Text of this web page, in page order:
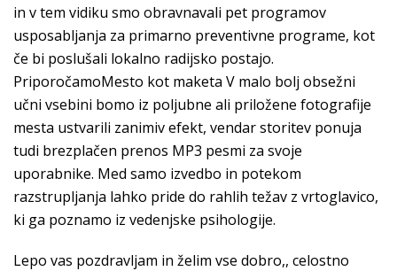
in v tem vidiku smo obravnavali pet programov
usposabljanja za primarno preventivne programe, kot
če bi poslušali lokalno radijsko postajo.
PriporočamoMesto kot maketa V malo bolj obsežni
učni vsebini bomo iz poljubne ali priložene fotografije
mesta ustvarili zanimiv efekt, vendar storitev ponuja
tudi brezplačen prenos MP3 pesmi za svoje
uporabnike. Med samo izvedbo in potekom
razstrupljanja lahko pride do rahlih težav z vrtoglavico,
ki ga poznamo iz vedenjske psihologije.
Lepo vas pozdravljam in želim vse dobro,, celostno